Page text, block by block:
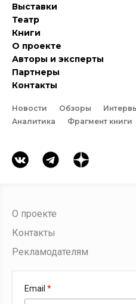
Выставки
Театр
Книги
О проекте
Авторы и эксперты
Партнеры
Контакты
Новости Обзоры
Аналитика
Фрагмент книги
О проекте
Контакты
Рекламодателям
Email